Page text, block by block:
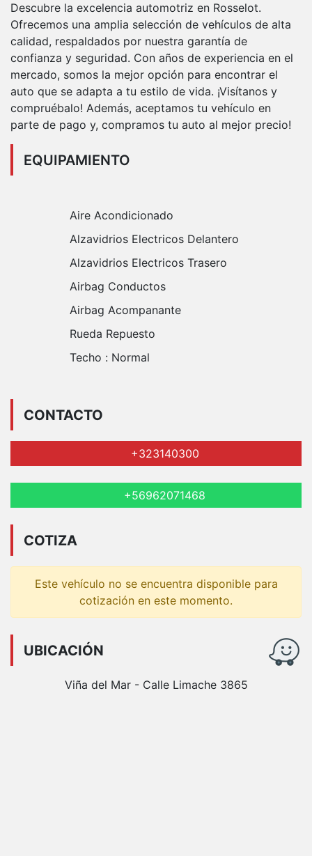
Descubre la excelencia automotriz en Rosselot.
Ofrecemos una amplia selección de vehículos de alta
calidad, respaldados por nuestra garantía de
confianza y seguridad. Con años de experiencia en el
mercado, somos la mejor opción para encontrar el
auto que se adapta a tu estilo de vida. ¡Visítanos y
compruébalo! Además, aceptamos tu vehículo en
parte de pago y, compramos tu auto al mejor precio!
EQUIPAMIENTO
Aire Acondicionado
Alzavidrios Electricos Delantero
Alzavidrios Electricos Trasero
Airbag Conductos
Airbag Acompanante
Rueda Repuesto
Techo : Normal
CONTACTO
+323140300
+56962071468
COTIZA
Este vehículo no se encuentra disponible para
cotización en este momento.
UBICACIÓN
Viña del Mar - Calle Limache 3865